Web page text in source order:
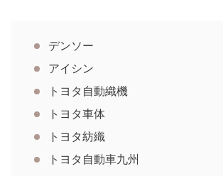
デンソー
アイシン
トヨタ自動織機
トヨタ車体
トヨタ紡織
トヨタ自動車九州